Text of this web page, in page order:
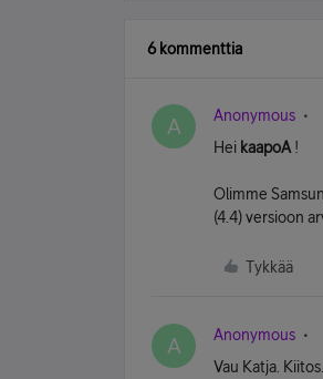
6 kommenttia
A Anonymous
Hei kaapoA !
Olimme
(4.4) versioon
Tykkää
A Anonymous
Vau Katja. Kiitos.